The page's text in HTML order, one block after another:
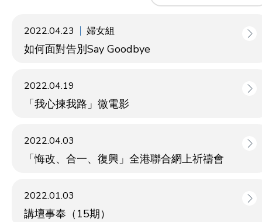
2022.04.23 婦女組
如何面對告別Say Goodbye
2022.04.19
「我心揀我路」微電影
2022.04.03
「悔改、合一、復興」全港聯合網上祈禱會
2022.01.03
講壇事奉（15期）